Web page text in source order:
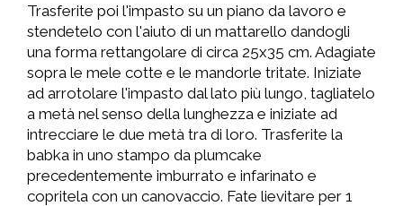
Trasferite poi l'impasto su un piano da lavoro e
stendetelo con l'aiuto di un mattarello dandogli
una forma rettangolare di circa 25x35 cm. Adagiate
sopra le mele cotte e le mandorle tritate. Iniziate
ad arrotolare l'impasto dal lato più lungo, tagliatelo
a metà nel senso della lunghezza e iniziate ad
intrecciare le due metà tra di loro. Trasferite la
babka in uno stampo da plumcake
precedentemente imburrato e infarinato e
copritela con un canovaccio. Fate lievitare per 1